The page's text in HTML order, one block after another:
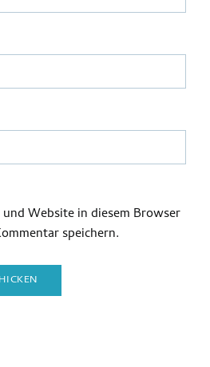
Website in diesem Browser
speichern.